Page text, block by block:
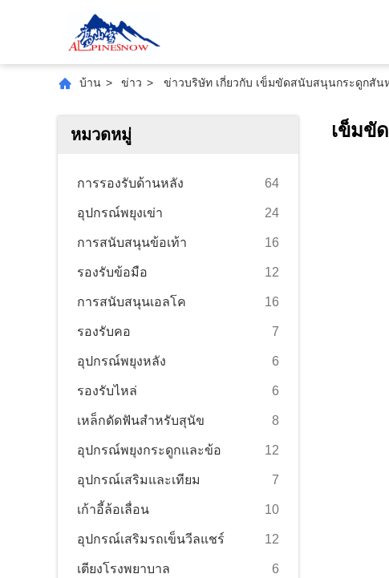
บ้าน > ข่าว > ข่าวบริษัท เกี่ยวกับ เข็มขัดสนับสนุนกระดูกสัน
หมวดหมู่
การรองรับด้านหลัง 64
อุปกรณ์พยุงเข่า 24
การสนับสนุนข้อเท้า 16
รองรับข้อมือ 12
การสนับสนุนเอลโค 16
รองรับคอ 7
อุปกรณ์พยุงหลัง 6
รองรับไหล่ 6
เหล็กดัดฟันสำหรับสุนัข 8
อุปกรณ์พยุงกระดูกและข้อ 12
อุปกรณ์เสริมและเทียม 7
เก้าอี้ล้อเลื่อน 10
อุปกรณ์เสริมรถเข็นวีลแชร์ 12
เตียงโรงพยาบาล 6
เข็มขั